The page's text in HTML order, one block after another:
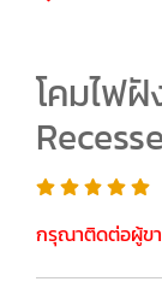
โคมไฟ
กรุณาติดต่อผู้ข